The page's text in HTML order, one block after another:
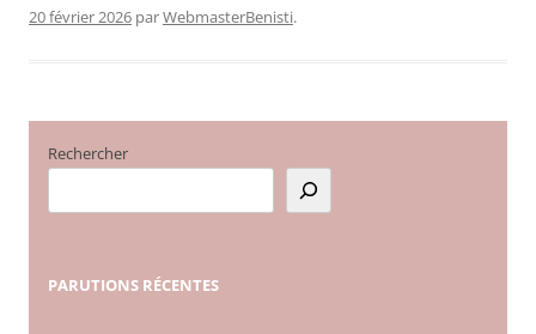
20 février 2026 parWebmasterBenisti.
Rechercher
PARUTIONS RÉCENTES